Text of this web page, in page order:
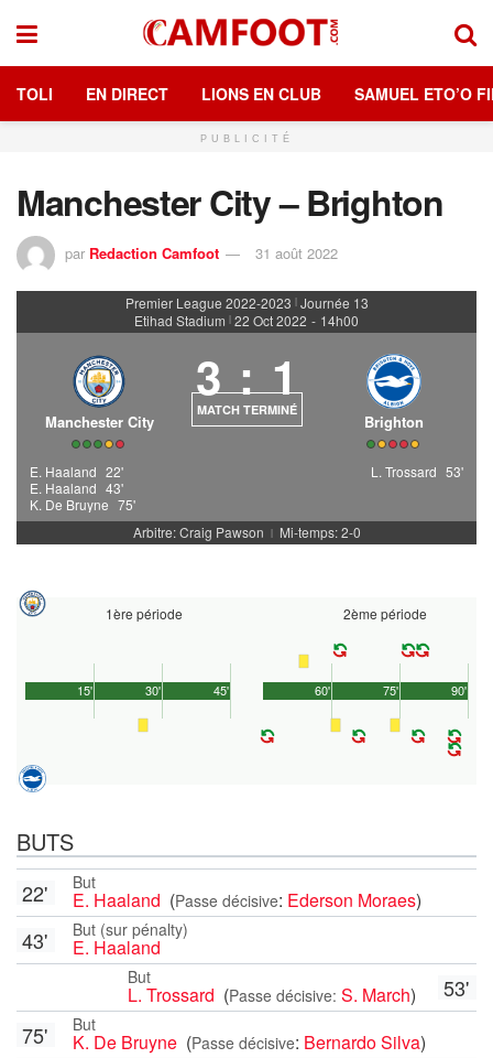
TOLI EN DIRECT LIONS EN CLUB SAMUEL ETO’O
PUBLICITÉ
Manchester City – Brighton
par Redaction Camfoot 31 août 2022
Premier League 2022-2023 | Journée 13
Etihad Stadium | 22 Oct 2022 - 14h00
Manchester City
3 : 1
MATCH TERMINÉ
Brighton
E. Haaland 22'
E. Haaland 43'
K. De Bruyne 75'
L. Trossard 53'
Arbitre: Craig Pawson | Mi-temps: 2-0
1ère période
45'
15' 30'
2ème période
90'
60' 75'
BUTS
But
E. Haaland (Passe décisive: Ederson Moraes)
22'
But (sur pénalty)
E. Haaland
43'
53'
But
L. Trossard (Passe décisive: S. March)
But
K. De Bruyne (Passe décisive: Bernardo Silva)
75'